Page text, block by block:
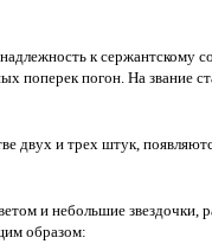
к сержантскому
поперек погон. На звание
двух и трех штук,
и небольшие звездочки,
образом: